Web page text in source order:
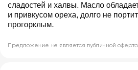
сладостей и халвы. Масло
и привкусом ореха, долго не
прогорклым.
Предложение не является публичной